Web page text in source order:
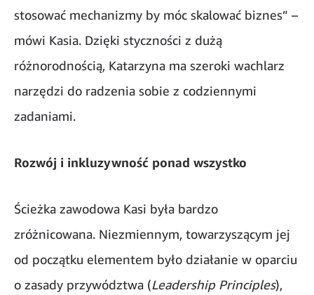
stosować mechanizmy by móc skalować biznes” –
mówi Kasia. Dzięki styczności z dużą
różnorodnością, Katarzyna ma szeroki wachlarz
narzędzi do radzenia sobie z codziennymi
zadaniami.
Rozwój i inkluzywność ponad wszystko
Ścieżka zawodowa Kasi była bardzo
zróżnicowana. Niezmiennym, towarzyszącym jej
od początku elementem było działanie w oparciu
o zasady przywództwa (Leadership Principles),